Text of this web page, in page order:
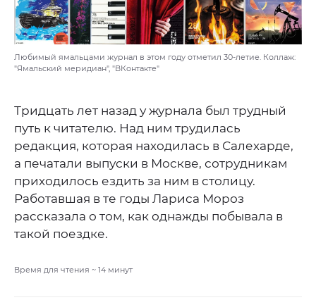
Любимый ямальцами журнал в этом году отметил 30-летие. Коллаж:
"Ямальский меридиан", "ВКонтакте"
Тридцать лет назад у журнала был трудный
путь к читателю. Над ним трудилась
редакция, которая находилась в Салехарде,
а печатали выпуски в Москве, сотрудникам
приходилось ездить за ним в столицу.
Работавшая в те годы Лариса Мороз
рассказала о том, как однажды побывала в
такой поездке.
Время для чтения ~ 14 минут